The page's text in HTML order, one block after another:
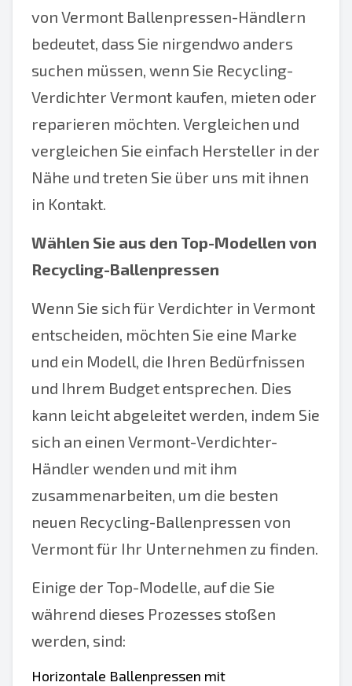
von Vermont Ballenpressen-Händlern
bedeutet, dass Sie nirgendwo anders
suchen müssen, wenn Sie Recycling-
Verdichter Vermont kaufen, mieten oder
reparieren möchten. Vergleichen und
vergleichen Sie einfach Hersteller in der
Nähe und treten Sie über uns mit ihnen
in Kontakt.
Wählen Sie aus den Top-Modellen von
Recycling-Ballenpressen
Wenn Sie sich für Verdichter in Vermont
entscheiden, möchten Sie eine Marke
und ein Modell, die Ihren Bedürfnissen
und Ihrem Budget entsprechen. Dies
kann leicht abgeleitet werden, indem Sie
sich an einen Vermont-Verdichter-
Händler wenden und mit ihm
zusammenarbeiten, um die besten
neuen Recycling-Ballenpressen von
Vermont für Ihr Unternehmen zu finden.
Einige der Top-Modelle, auf die Sie
während dieses Prozesses stoßen
werden, sind:
Horizontale Ballenpressen mit